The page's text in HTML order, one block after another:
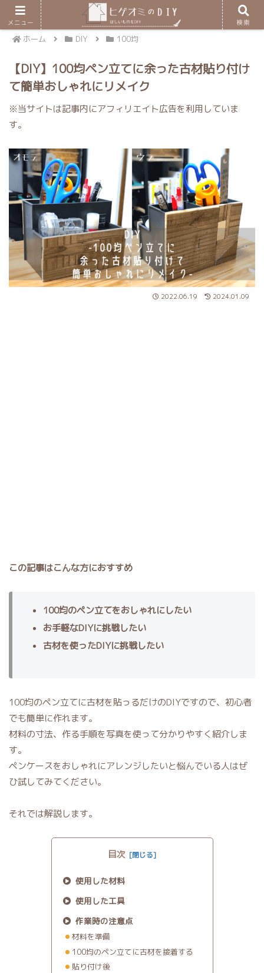
ホーム DIY 100均
【DIY】100均ペン立てに余った古材貼り付け
て簡単おしゃれにリメイク
※当サイトは記事内にアフィリエイト広告を利用していま
す。
2022.06.19 2024.01.09
この記事はこんな方におすすめ
100均のペン立てをおしゃれにしたい
お手軽なDIYに挑戦したい
古材を使ったDIYに挑戦したい
100均のペン立てに古材を貼っるだけのDIYですので、初心者
でも簡単に作れます。
材料の寸法、作る手順を写真を使って分かりやすく紹介しま
す。
ペンケースをおしゃれにアレンジしたいと悩んでいる人はぜ
ひ試してみてください。
それでは解説します。
目次
使用した材料
使用した工具
作業時の注意点
材料を準備
100均のペン立てに古材を接着する
貼り付け後
メニュー 検索